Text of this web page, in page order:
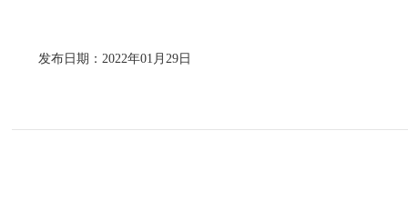
发布日期：2022年01月29日